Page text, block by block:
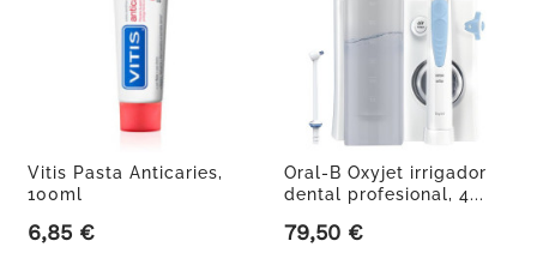
Vitis Pasta Anticaries,
100ml
Precio
6,85 €
Oral-B Oxyjet irrigador
dental profesional, 4...
Precio
79,50 €